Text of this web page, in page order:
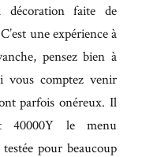
faite de
une expérience à
pensez bien à
vous comptez venir
parfois onéreux. Il
40000Y le menu
testée pour beaucoup